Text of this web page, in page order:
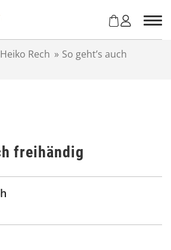
Heiko Rech » So geht’s auch
freihändig